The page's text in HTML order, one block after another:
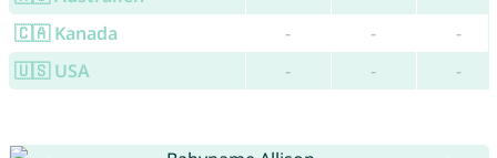
🇨🇦 Kanada
- -
-
🇺🇸 USA
- - -